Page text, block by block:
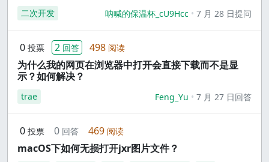
二次开发 呐喊的保温杯_cU9Hcc 7 月 28 日提问
0 投票 2 回答 498 阅读
为什么我的网页在浏览器中打开会直接下载而不是显
示？如何解决？
trae Feng_Yu 7 月 27 日回答
0 投票 0 回答 469 阅读
macOS下如何无损打开jxr图片文件？